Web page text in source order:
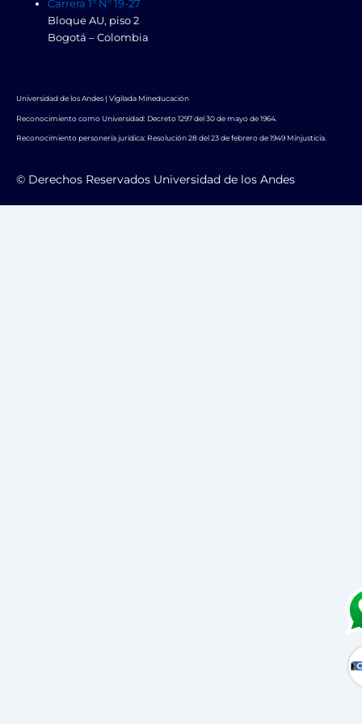
Carrera 1° N° 19-27
Bloque AU, piso 2
Bogotá – Colombia
Universidad de los Andes | Vigilada Mineducación
Reconocimiento como Universidad: Decreto 1297 del 30 de mayo de 1964.
Reconocimiento personería jurídica: Resolución 28 del 23 de febrero de 1949 Minjusticia.
© Derechos Reservados Universidad de los Andes